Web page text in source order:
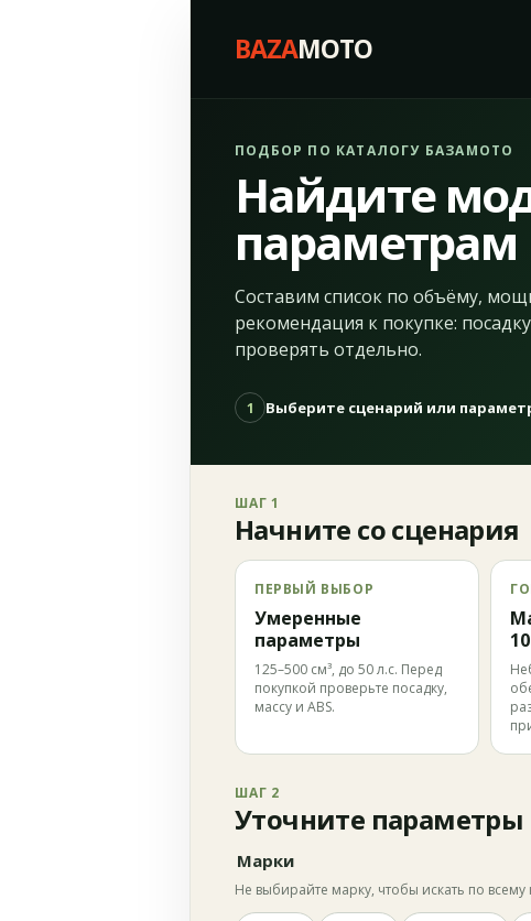
BAZAMOTO
ПОДБОР ПО КАТАЛОГУ БАЗАМОТО
Найдите
параметрам
Составим список по объёму,
рекомендация к покупке:
проверять отдельно.
1 Выберите сценарий или
ШАГ 1
Начните со сценария
ПЕРВЫЙ ВЫБОР
Умеренные
параметры
125–500 см³, до 50 л.с. Перед
покупкой проверьте посадку,
массу и ABS.
ШАГ 2
Уточните параметры
Марки
Не выбирайте марку, чтобы искать по всему